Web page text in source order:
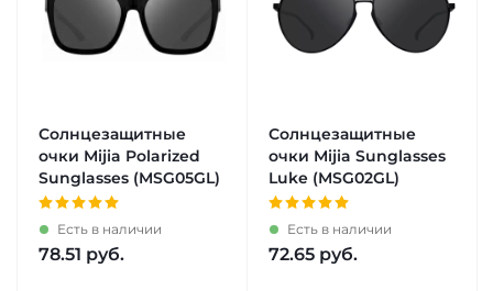
Солнцезащитные
очки Mijia Polarized
Sunglasses (MSG05GL)
Есть в наличии
78.51 руб.
Солнцезащитные
очки Mijia Sunglasses
Luke (MSG02GL)
Есть в наличии
72.65 руб.